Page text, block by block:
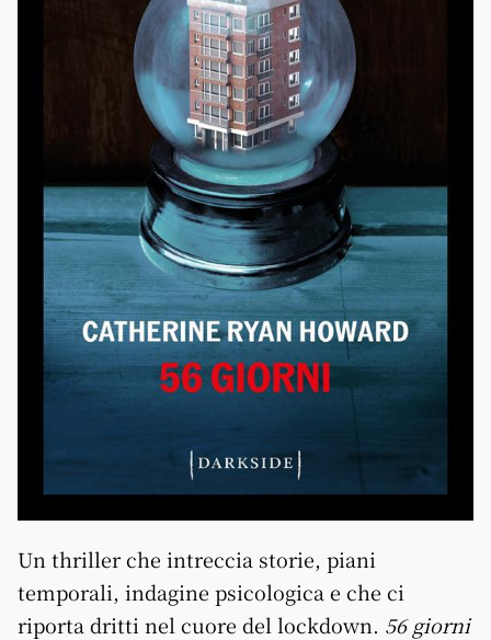
Un thriller che intreccia storie, piani
temporali, indagine psicologica e che ci
riporta dritti nel cuore del lockdown. 56 giorni